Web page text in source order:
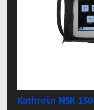
Kathrein MSK 150